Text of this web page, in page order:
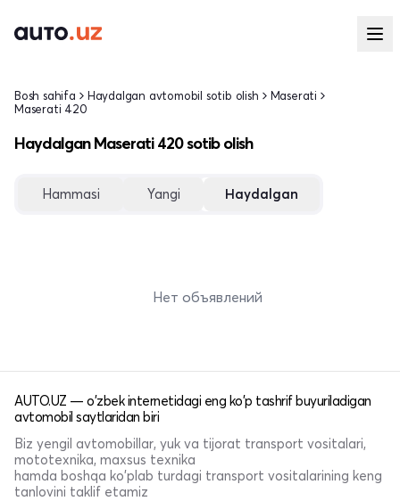
Bosh sahifa Haydalgan avtomobil sotib olish
Maserati
Maserati 420
Haydalgan Maserati 420 sotib olish
Hammasi Yangi Haydalgan
Нет объявлений
AUTO.UZ — o'zbek internetidagi eng ko'p tashrif buyuriladigan
avtomobil saytlaridan biri
Biz yengil avtomobillar, yuk va tijorat transport vositalari,
mototexnika, maxsus texnika
hamda boshqa ko'plab turdagi transport vositalarining keng
tanlovini taklif etamiz